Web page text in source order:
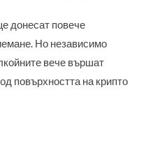
донесат повече
Но независимо
вече вършат
повърхността на крипто